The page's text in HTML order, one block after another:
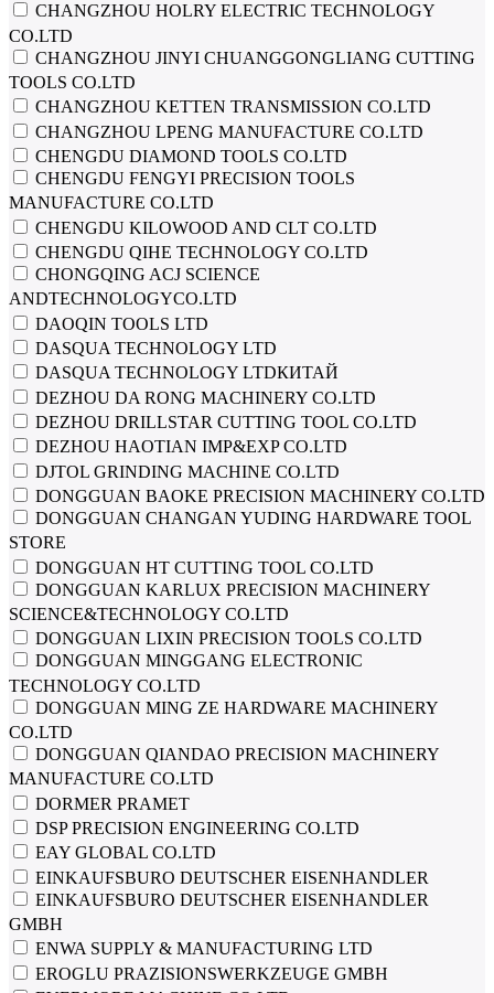
CHANGZHOU HOLRY ELECTRIC TECHNOLOGY
CO.LTD
CHANGZHOU JINYI CHUANGGONGLIANG CUTTING
TOOLS CO.LTD
CHANGZHOU KETTEN TRANSMISSION CO.LTD
CHANGZHOU LPENG MANUFACTURE CO.LTD
CHENGDU DIAMOND TOOLS CO.LTD
CHENGDU FENGYI PRECISION TOOLS
MANUFACTURE CO.LTD
CHENGDU KILOWOOD AND CLT CO.LTD
CHENGDU QIHE TECHNOLOGY CO.LTD
CHONGQING ACJ SCIENCE
ANDTECHNOLOGYCO.LTD
DAOQIN TOOLS LTD
DASQUA TECHNOLOGY LTD
DASQUA TECHNOLOGY LTDКИТАЙ
DEZHOU DA RONG MACHINERY CO.LTD
DEZHOU DRILLSTAR CUTTING TOOL CO.LTD
DEZHOU HAOTIAN IMP&EXP CO.LTD
DJTOL GRINDING MACHINE CO.LTD
DONGGUAN BAOKE PRECISION MACHINERY CO.LTD
DONGGUAN CHANGAN YUDING HARDWARE TOOL
STORE
DONGGUAN HT CUTTING TOOL CO.LTD
DONGGUAN KARLUX PRECISION MACHINERY
SCIENCE&TECHNOLOGY CO.LTD
DONGGUAN LIXIN PRECISION TOOLS CO.LTD
DONGGUAN MINGGANG ELECTRONIC
TECHNOLOGY CO.LTD
DONGGUAN MING ZE HARDWARE MACHINERY
CO.LTD
DONGGUAN QIANDAO PRECISION MACHINERY
MANUFACTURE CO.LTD
DORMER PRAMET
DSP PRECISION ENGINEERING CO.LTD
EAY GLOBAL CO.LTD
EINKAUFSBURO DEUTSCHER EISENHANDLER
EINKAUFSBURO DEUTSCHER EISENHANDLER
GMBH
ENWA SUPPLY & MANUFACTURING LTD
EROGLU PRAZISIONSWERKZEUGE GMBH